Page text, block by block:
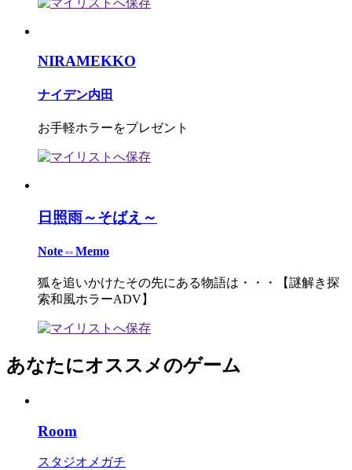
NIRAMEKKO
ナイデン内田
お手軽ホラーをプレゼント
日照雨～そばえ～
Note⇔Memo
狐を追いかけたその先にある物語は・・・【謎解き探
索和風ホラーADV】
あなたにオススメのゲーム
Room
スタジオメガチ